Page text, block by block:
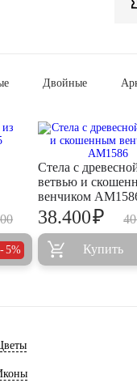
Двойные
5%
Стела с
ветвью и
венчиком
38.400₽
Купить